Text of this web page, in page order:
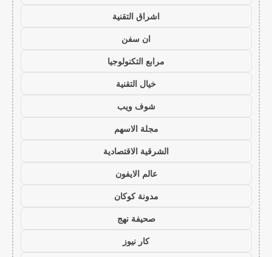
اشراق التقنية
ان سفن
مرابع التكنولوجيا
خيال التقنية
شوف ويب
مجلة الاسهم
الشرقية الاقتصادية
عالم الايفون
مدونة كوكان
صحيفة نهج
كار نيوز